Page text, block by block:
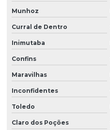
Munhoz
Curral de Dentro
Inimutaba
Confins
Maravilhas
Inconfidentes
Toledo
Claro dos Poções